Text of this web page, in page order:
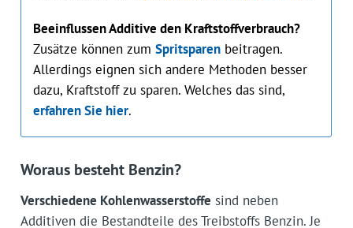
Beeinflussen Additive den Kraftstoffverbrauch?
Zusätze können zum Spritsparenbeitragen.
Allerdings eignen sich andere Methoden besser
dazu, Kraftstoff zu sparen. Welches das sind,
erfahren Sie hier.
Woraus besteht Benzin?
Verschiedene Kohlenwasserstoffe sind neben
Additiven die Bestandteile des Treibstoffs Benzin. Je